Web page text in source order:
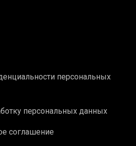
персональных
персональных данных
соглашение